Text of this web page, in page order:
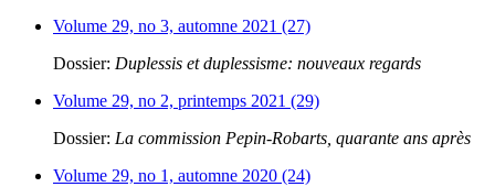
Volume 29, no 3, automne 2021 (27)
Dossier: Duplessis et duplessisme: nouveaux regards
Volume 29, no 2, printemps 2021 (29)
Dossier: La commission Pepin-Robarts, quarante ans après
Volume 29, no 1, automne 2020 (24)